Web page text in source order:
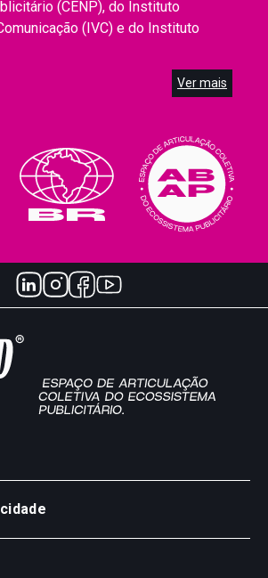
(CENP), do Instituto
(IVC) e do Instituto
Ver mais